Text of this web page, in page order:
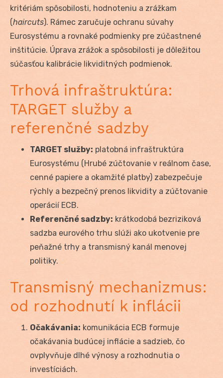
kritériám spôsobilosti, hodnoteniu a zrážkam
(haircuts). Rámec zaručuje ochranu súvahy
Eurosystému a rovnaké podmienky pre zúčastnené
inštitúcie. Úprava zrážok a spôsobilosti je dôležitou
súčasťou kalibrácie likviditných podmienok.
Trhová infraštruktúra:
TARGET služby a
referenčné sadzby
TARGET služby: platobná infraštruktúra
Eurosystému (Hrubé zúčtovanie v reálnom čase,
cenné papiere a okamžité platby) zabezpečuje
rýchly a bezpečný prenos likvidity a zúčtovanie
operácií ECB.
Referenčné sadzby: krátkodobá bezriziková
sadzba eurového trhu slúži ako ukotvenie pre
peňažné trhy a transmisný kanál menovej
politiky.
Transmisný mechanizmus:
od rozhodnutí k inflácii
Očakávania: komunikácia ECB formuje
očakávania budúcej inflácie a sadzieb, čo
ovplyvňuje dlhé výnosy a rozhodnutia o
investíciách.